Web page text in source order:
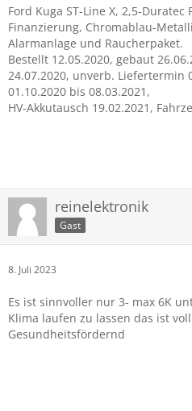
Ford Kuga ST-Line X, 2,5-Duratec
Finanzierung, Chromablau-
Alarmanlage und Raucherpaket.
Bestellt 12.05.2020, gebaut
24.07.2020, unverb. Liefertermin
01.10.2020 bis 08.03.2021,
HV-Akkutausch 19.02.2021,
reinelektronik
Gast
8. Juli 2023
Es ist sinnvoller nur 3- max 6K
Klima laufen zu lassen das ist
Gesundheitsfördernd